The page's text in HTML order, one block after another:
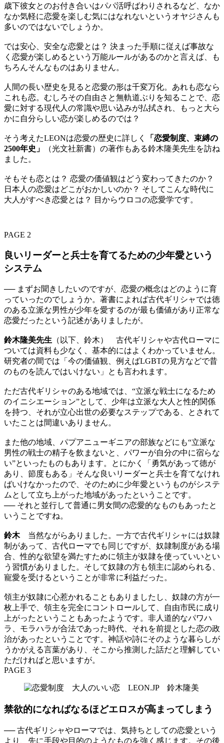
歳下彼女とのお付き合いはパパ活呼ばわりされるなど、なか
なか気軽に恋愛を楽しむ気にはなれないというオヤジさんも
多いのではないでしょうか。
では安心、安全な恋愛とは？ 決まった手順に従えば事故な
く恋愛が楽しめるという万能ルールがあるのかと言えば、も
ちろんそんなものはありません。
人間の長い歴史を見ると恋愛の形は千変万化。あれも恋なら
これも恋。むしろその自由さと無軌道ぶりを知ることで、恋
愛に対する現代人の常識や思い込みが払拭され、もっと大ら
かに自分らしい恋が楽しめるのでは？
そう考えたLEONは恋愛の歴史に詳しく
「恋愛制度、束縛の
2500年史」
（光文社新書）の著作もある鈴木隆美先生を訪ね
ました。
そもそも恋とは？ 恋愛の価値観はどう変わってきたのか？
日本人の恋愛はどこがおかしいのか？ そしてこんな時代に
大人がすべき恋愛とは？ 目からウロコの恋愛学です。
PAGE 2
良いリーダーと兵士を育てるための少年愛という
システム
── まずお聞きしたいのですが、恋愛の概念はどのように育
っていったのでしょうか。著書によれば古代ギリシャでは徳
のある立派な男性が少年を愛するのが最も価値があり正常な
恋愛だったという記述がありましたが。
鈴木隆美先生 （以下、鈴木） 古代ギリシャや古代ローマに
ついては資料も少なく、基本的にはよくわかっていません。
研究者の間では「今の価値観、例えばLGBTの見方などで昔
のものを読んではいけない」とも言われます。
ただ古代ギリシャのある地域では、“立派な戦士になるため
のイニシエーション”として、少年は立派な大人と性的関係
を持つ、それが立心出世の必要なステップである、とされて
いたことは間違いありません。
また他の地域、パプアニューギニアの部族などにも“立派な
男性の戦士の精子を飲まないと、パワーが自分の中に宿らな
い”といったものもあります。とにかく「勇気があって徳が
あり、節度もある」そんな良いリーダーと兵士を育てなけれ
ばいけなかったので、そのために少年愛というものがシステ
ムとして立ち上がった地域があったということです。
── それと並行して普通に男女間の恋愛的なものもあったと
いうことですね。
鈴木当然ながらありました。一方で古代ギリシャには奴隷
制があって、古代ローマでも同じですが、奴隷制度がある場
合、性的な欲望を満たすために領主が奴隷を使っていいとい
う習慣がありました。そして奴隷の方も領主に認められる、
寵愛を受けるということが非常に利益だった。
領主が奴隷に心惹かれることもありましたし、奴隷の方が一
枚上手で、領主を完全にコントロールして、自由市民に成り
上がったということもあったようです。非人道的なパワハ
ラ、モラハラが合法であった時代、それを前提とした恋の政
治があったということです。神話や詩にそのような暮らしが
うかがえる言葉があり、そこから推測した話だと理解してい
ただければと思いますが。
PAGE 3
禁欲的になればなるほどエロスが高まってしまう
── 古代ギリシャやローマでは、気持ちとしての恋愛という
より、先に手段や目的のようなものを強く感じます。その後